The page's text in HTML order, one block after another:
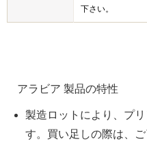
下さい。
アラビア 製品の特性
製造ロットにより、プ
す。買い足しの際は、ご